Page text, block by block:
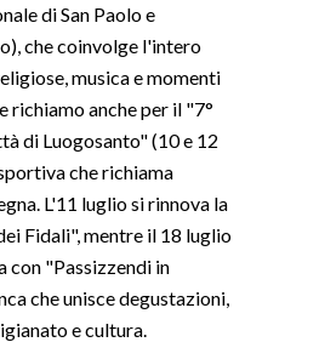
di San Paolo e
che coinvolge l'intero
musica e momenti
richiamo anche per il "7°
di Luogosanto" (10 e 12
che richiama
L'11 luglio si rinnova la
Fidali", mentre il 18 luglio
con "Passizzendi in
che unisce degustazioni,
e cultura.